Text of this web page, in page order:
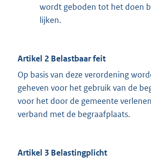
wordt geboden tot het doen
lijken.
Artikel 2 Belastbaar feit
Op basis van deze verordening
geheven voor het gebruik van de
voor het door de gemeente
verband met de begraafplaats.
Artikel 3 Belastingplicht